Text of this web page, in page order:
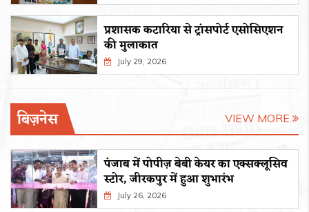
प्रशासक कटारिया से ट्रांसपोर्ट एसोसिएशन
की मुलाकात
July 29, 2026
बिज़नेस VIEW MORE
पंजाब में पोपीज़ बेबी केयर का एक्सक्लूसिव
स्टोर, जीरकपुर में हुआ शुभारंभ
July 26, 2026